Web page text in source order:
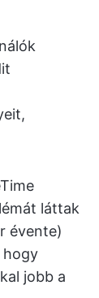
láttak
évente)
hogy
jobb a